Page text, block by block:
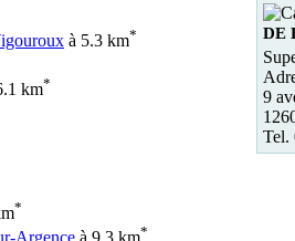
à 5.3 km*
km*
*
*
DE
9
Tel.